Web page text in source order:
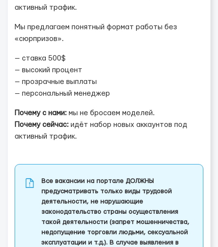
активный трафик.
Мы предлагаем понятный формат работы без
«сюрпризов».
— ставка 500$
— высокий процент
— прозрачные выплаты
— персональный менеджер
Почему с нами: мы не бросаем моделей.
Почему сейчас: идёт набор новых аккаунтов под
активный трафик.
Все вакансии на портале ДОЛЖНЫ
предусматривать только виды трудовой
деятельности, не нарушающие
законодательство страны осуществления
такой деятельности (запрет мошенничества,
недопущение торговли людьми, сексуальной
эксплуатации и т.д.). В случае выявления в